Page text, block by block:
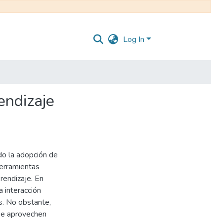
Log In
la adopción de
En
interacción
No obstante,
aprovechen